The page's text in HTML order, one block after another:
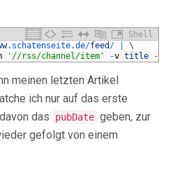
Shell
.schatenseite.de/feed /
\
'//rss/channel/item' -v title -
meinen letzten Artikel
ich nur auf das erste
das
pubDate geben, zur
gefolgt von einem